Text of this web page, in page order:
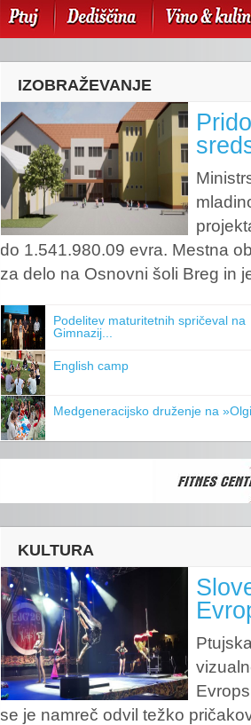
IZOBRAŽEVANJE
do 1.541.980.09 evra. Mestna
za delo na Osnovni šoli Breg in
Podelitev maturitetnih spričeval na
Gimnazij...
English camp
Medgeneracijsko druženje na
KULTURA
se je namreč odvil težko